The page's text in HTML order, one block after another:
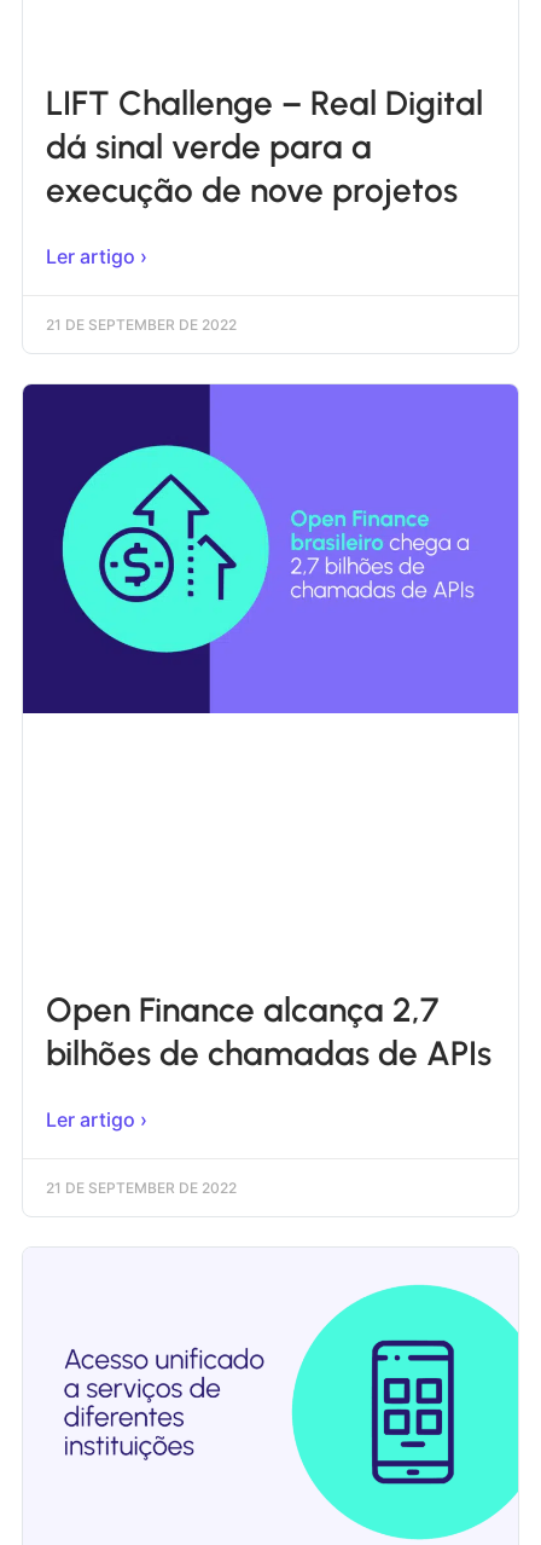
LIFT Challenge – Real Digital
dá sinal verde para a
execução de nove projetos
Ler artigo ›
21 DE SEPTEMBER DE 2022
Open Finance alcança 2,7
bilhões de chamadas de APIs
Ler artigo ›
21 DE SEPTEMBER DE 2022